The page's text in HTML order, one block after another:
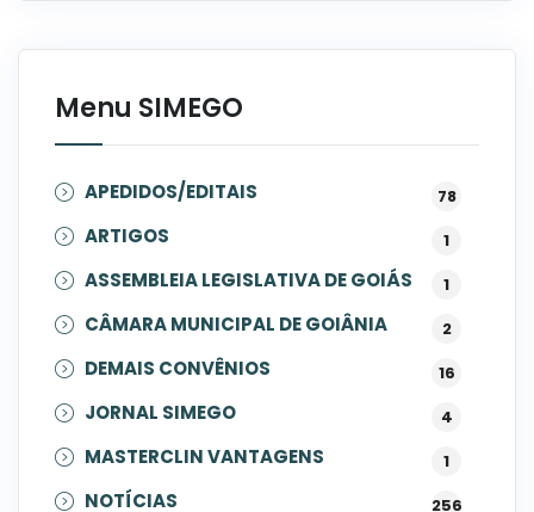
Menu SIMEGO
APEDIDOS/EDITAIS 78
ARTIGOS 1
ASSEMBLEIA LEGISLATIVA DE GOIÁS 1
CÂMARA MUNICIPAL DE GOIÂNIA 2
DEMAIS CONVÊNIOS 16
JORNAL SIMEGO 4
MASTERCLIN VANTAGENS 1
NOTÍCIAS 256